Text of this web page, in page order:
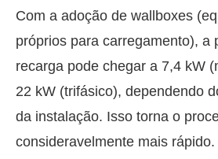
Com a adoção de wallboxes
próprios para carregamento), a
recarga pode chegar a 7,4 kW
22 kW (trifásico), dependendo
da instalação. Isso torna o
consideravelmente mais rápido.